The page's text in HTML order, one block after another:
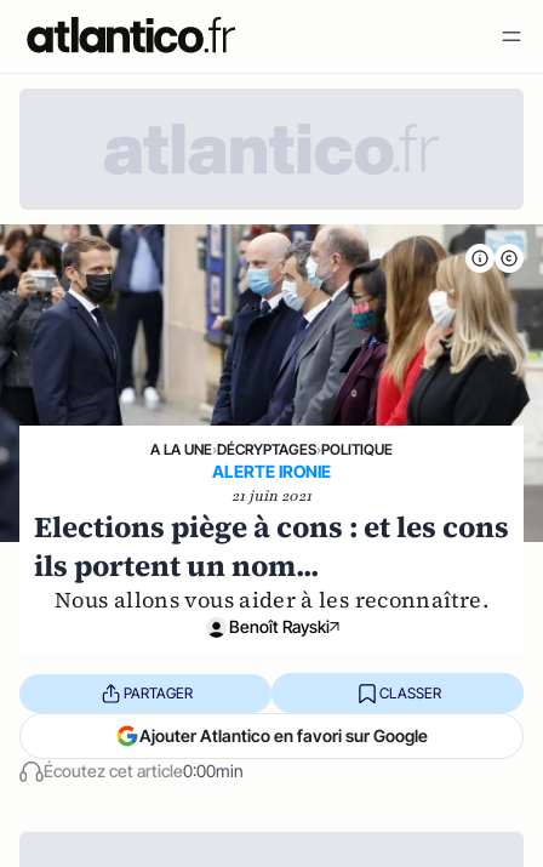
A LA UNE›DÉCRYPTAGES›POLITIQUE
ALERTE IRONIE
21 juin 2021
Elections piège à cons : et les cons
ils portent un nom...
Nous allons vous aider à les reconnaître.
Benoît Rayski
Écoutez cet article0:00min
PARTAGER CLASSER
Ajouter Atlantico en favori sur Google